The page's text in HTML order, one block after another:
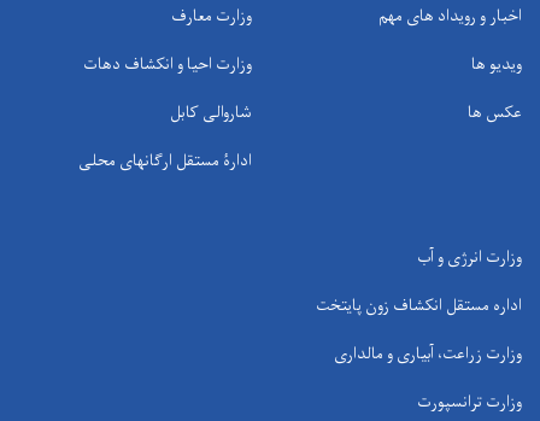
اخبار و رویداد های مهم
ویدیو ها
عکس ها
وزارت معارف
وزارت احیا و انکشاف دهات
شاروالی کابل
ادارۀ مستقل ارگانهای محلی
وزارت انرژی و آب
اداره مستقل انکشاف زون پایتخت
وزارت زراعت، آبیاری و مالداری
وزارت ترانسپورت